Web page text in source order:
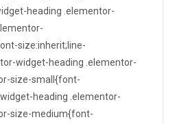
heading .elementor-
size:inherit;line-
widget-heading .elementor-
size-small{font-
heading .elementor-
size-medium{font-